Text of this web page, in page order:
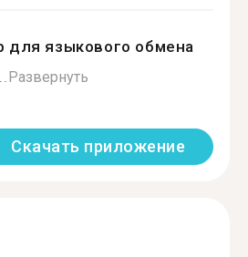
для языкового обмена
Развернуть
Скачать приложение